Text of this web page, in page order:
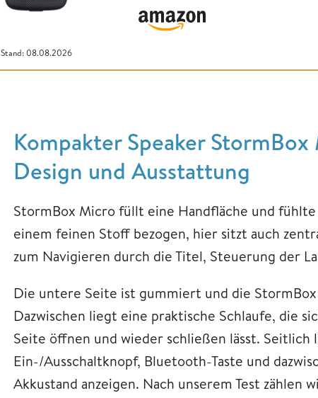
Stand: 08.08.2026
Kompakter Speaker
Design und Ausstattung
StormBox Micro füllt eine Handfläche und
einem feinen Stoff bezogen, hier sitzt auch
zum Navigieren durch die Titel, Steuerung der
Die untere Seite ist gummiert und die
Dazwischen liegt eine praktische Schlaufe, die
Seite öffnen und wieder schließen lässt. Seitlich
Ein-/Ausschaltknopf, Bluetooth-Taste und
Akkustand anzeigen. Nach unserem Test zählen